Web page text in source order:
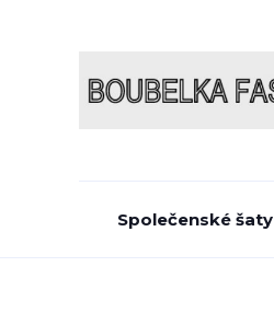
Společenské šaty